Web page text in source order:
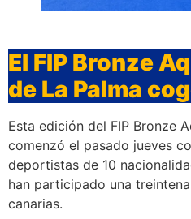
El FIP Bronze
de La Palma
Esta edición del FIP Bronze
comenzó el pasado jueves
deportistas de 10
han participado una
canarias.